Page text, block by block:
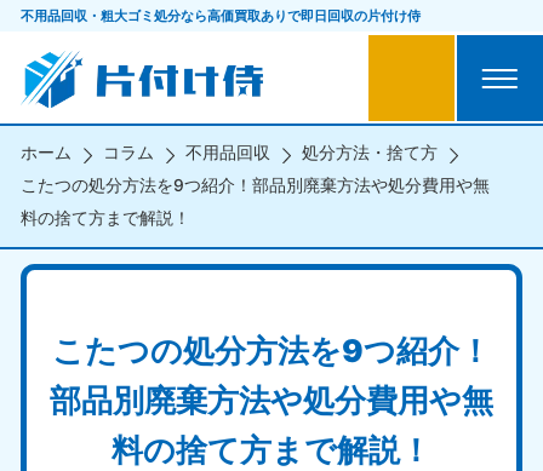
不用品回収・粗大ゴミ処分なら高価買取ありで即日回収の片付け侍
ホーム コラム 不用品回収
処分方法・捨て方
こたつの処分方法を9つ紹介！部品別廃棄方法や処分費用や無
料の捨て方まで解説！
こたつの処分方法を9つ紹介！
部品別廃棄方法や処分費用や無
料の捨て方まで解説！